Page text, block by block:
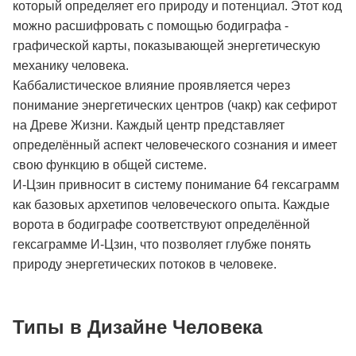
который определяет его природу и потенциал. Этот код
можно расшифровать с помощью бодиграфа -
графической карты, показывающей энергетическую
механику человека.
Каббалистическое влияние проявляется через
понимание энергетических центров (чакр) как сефирот
на Древе Жизни. Каждый центр представляет
определённый аспект человеческого сознания и имеет
свою функцию в общей системе.
И-Цзин привносит в систему понимание 64 гексаграмм
как базовых архетипов человеческого опыта. Каждые
ворота в бодиграфе соответствуют определённой
гексаграмме И-Цзин, что позволяет глубже понять
природу энергетических потоков в человеке.
Типы в Дизайне Человека